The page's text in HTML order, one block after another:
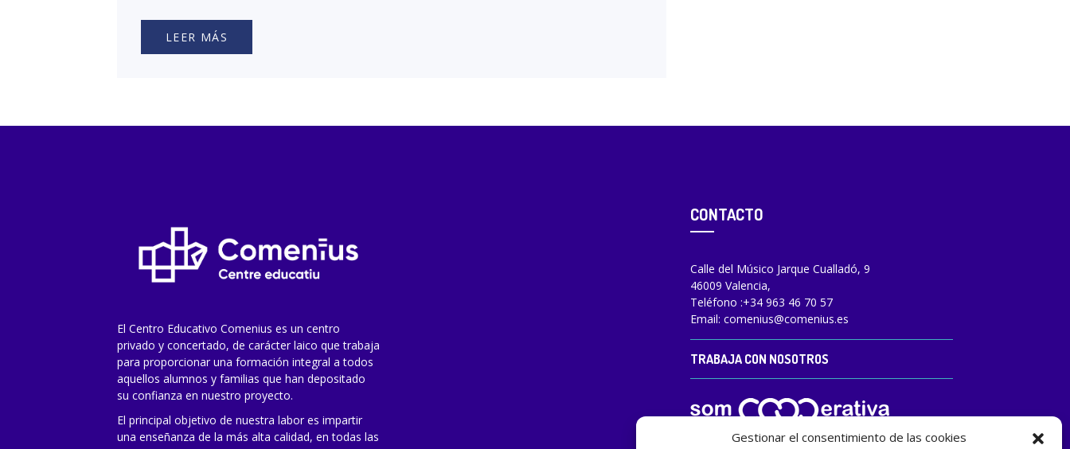
Gestionar el consentimiento de las cookies
LEER MÁS
El Centro Educativo Comenius es un centro
privado y concertado, de carácter laico que trabaja
para proporcionar una formación integral a todos
aquellos alumnos y familias que han depositado
su confianza en nuestro proyecto.
El principal objetivo de nuestra labor es impartir
una enseñanza de la más alta calidad, en todas las
CONTACTO
Calle del Músico Jarque Cualladó, 9
46009 Valencia,
Teléfono :+34 963 46 70 57
Email: comenius@comenius.es
TRABAJA CON NOSOTROS